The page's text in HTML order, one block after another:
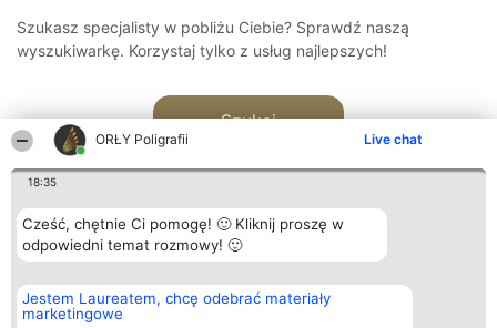
ORŁY Poligrafii Live chat
18:35
Cześć, chętnie Ci pomogę! 🙂 Kliknij proszę w
odpowiedni temat rozmowy! 🙂
Jestem Laureatem, chcę odebrać materiały
marketingowe
Szukasz specjalisty w pobliżu Ciebie? Sprawdź naszą
wyszukiwarkę. Korzystaj tylko z usług najlepszych!
Szukaj
Organizator plebiscytu
Bright Side Solutions sp. z o.
o. sp. k.
Plebiscyt
Laureaci
Kontakt
Kontakt